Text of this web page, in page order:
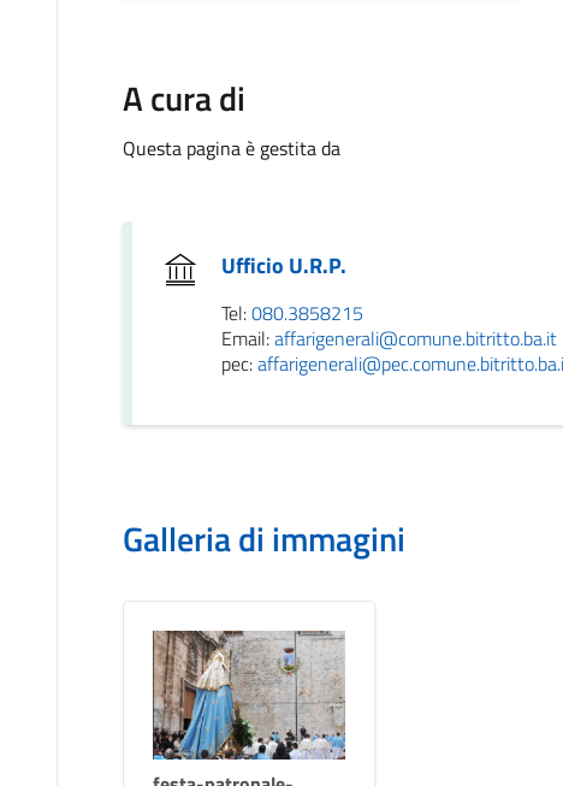
A cura di
Questa pagina è gestita da
Ufficio U.R.P.
Tel:080.3858215
Email:affarigenerali@comune.bitritto.ba.it
pec:
Galleria di immagini